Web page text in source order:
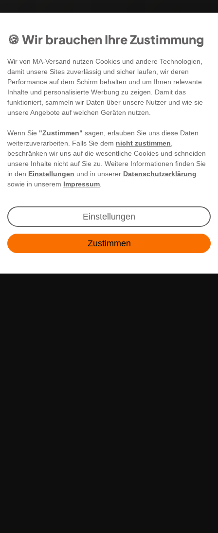
🍪 Wir brauchen Ihre Zustimmung
Wir von MA-Versand nutzen Cookies und andere Technologien,
damit unsere Sites zuverlässig und sicher laufen, wir deren
Performance auf dem Schirm behalten und um Ihnen relevante
Inhalte und personalisierte Werbung zu zeigen. Damit das
funktioniert, sammeln wir Daten über unsere Nutzer und wie sie
unsere Angebote auf welchen Geräten nutzen.
Wenn Sie "Zustimmen" sagen, erlauben Sie uns diese Daten
weiterzuverarbeiten. Falls Sie dem nicht zustimmen
beschränken wir uns auf die wesentliche Cookies und schneiden
unsere Inhalte nicht auf Sie zu. Weitere Informationen finden Sie
in den Einstellungen und in unserer Datenschutzerklärung
sowie in unserem Impressum
Einstellungen
Zustimmen
Newsletter Anmeldung
Angebote & Rabatte per E-Mail erhalten - Geld
sparen war noch nie so einfach!